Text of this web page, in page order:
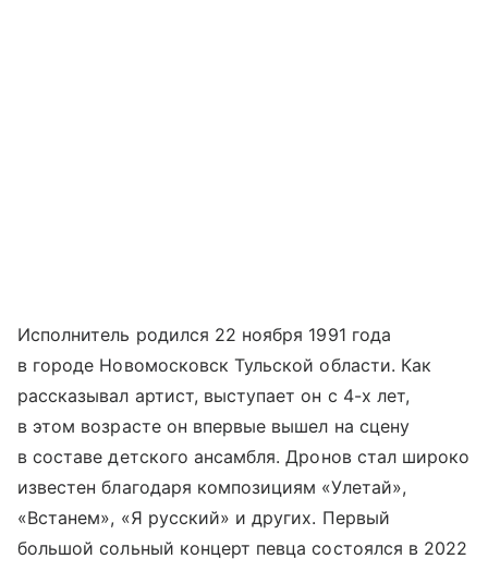
Исполнитель родился 22 ноября 1991 года
в городе Новомосковск Тульской области. Как
рассказывал артист, выступает он с 4-х лет,
в этом возрасте он впервые вышел на сцену
в составе детского ансамбля. Дронов стал широко
известен благодаря композициям «Улетай»,
«Встанем», «Я русский» и других. Первый
большой сольный концерт певца состоялся в 2022